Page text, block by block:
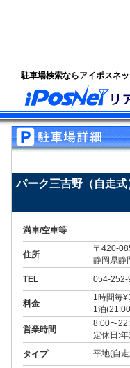
駐車場検索ならアイポスネ
パーク三吉野（自走式
満車/空車等
住所
〒420-
静岡県静
TEL
054-252-
料金
1時間毎
1泊
営業時間
8:00〜
定休日:
タイプ
平地(自